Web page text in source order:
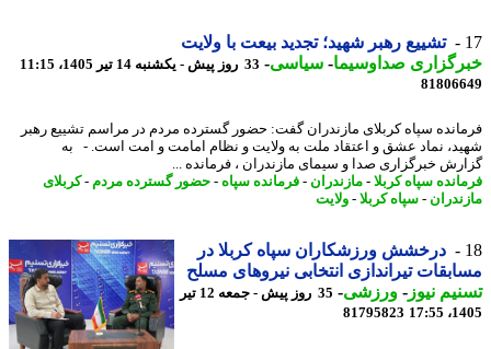
تشییع رهبر شهید؛ تجدید بیعت با ولایت
صداوسیما-سیاسی-33 روز پیش - یکشنبه 14 تیر 1405، 11:15
سپاه کربلای مازندران گفت: حضور گسترده مردم در مراسم تشییع رهبر
نماد عشق و اعتقاد ملت به ولایت و نظام امامت و امت است. - به
خبرگزاری صدا و سیمای مازندران ، فرمانده ...
سپاه کربلا- مازندران- فرمانده سپاه-حضور گسترده مردم- کربلای
- سپاه کربلا- ولایت
درخشش ورزشکاران سپاه کربلا در
تیراندازی انتخابی نیروهای مسلح
نیوز-ورزشی-
35 روز پیش - جمعه 12 تیر
81795823